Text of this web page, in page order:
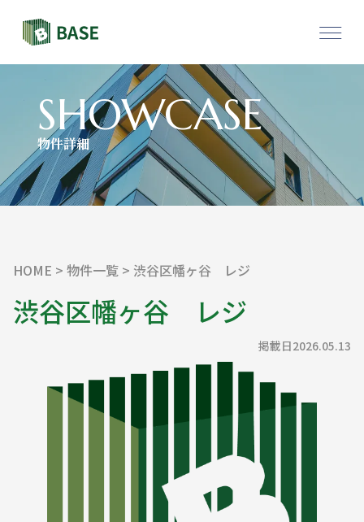
採用情報
お問い合わせ
SHOWCASE
物件詳細
HOME >物件一覧 > 渋谷区幡ヶ谷 レジ
渋谷区幡ヶ谷 レジ
掲載日2026.05.13